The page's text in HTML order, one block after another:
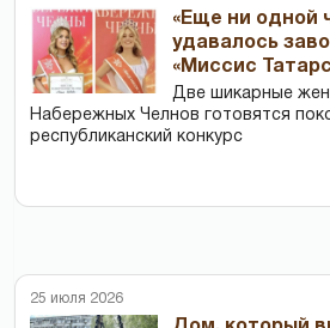
«Еще ни одной
удавалось
«Миссис
Две шикарные
Набережных Челнов готовятся
республиканский конкурс
25 июля 2026